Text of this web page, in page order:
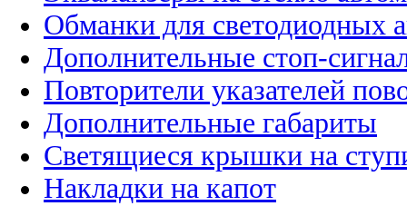
Обманки для светодиодных
Дополнительные стоп-
Повторители указателей
Дополнительные габариты
Светящиеся крышки на
Накладки на капот